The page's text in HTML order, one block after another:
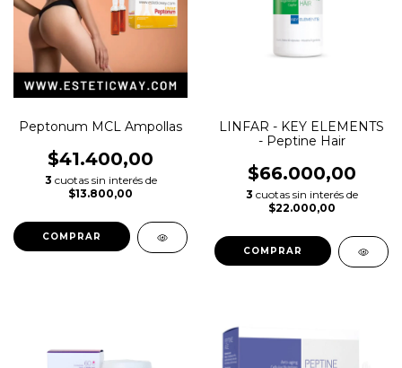
Peptonum MCL Ampollas
$41.400,00
3 cuotas sin interés de
$13.800,00
COMPRAR
LINFAR - KEY ELEMENTS
- Peptine Hair
$66.000,00
3 cuotas sin interés de
$22.000,00
COMPRAR